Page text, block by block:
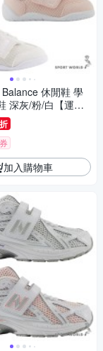
Balance 休閒鞋 學
深灰/粉/白【運動
W/NW1STP
W
券
加入購物車